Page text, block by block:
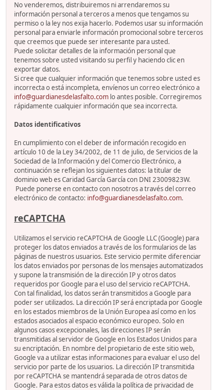
No venderemos, distribuiremos ni arrendaremos su
información personal a terceros a menos que tengamos su
permiso o la ley nos exija hacerlo. Podemos usar su información
personal para enviarle información promocional sobre terceros
que creemos que puede ser interesante para usted.
Puede solicitar detalles de la información personal que
tenemos sobre usted visitando su perfil y haciendo clic en
exportar datos.
Si cree que cualquier información que tenemos sobre usted es
incorrecta o está incompleta, envíenos un correo electrónico a
info@guardianesdelasfalto.com lo antes posible. Corregiremos
rápidamente cualquier información que sea incorrecta.
Datos identificativos
En cumplimiento con el deber de información recogido en
artículo 10 de la Ley 34/2002, de 11 de julio, de Servicios de la
Sociedad de la Información y del Comercio Electrónico, a
continuación se reflejan los siguientes datos: la titular de
dominio web es Caridad García García con DNI 23009823W.
Puede ponerse en contacto con nosotros a través del correo
electrónico de contacto: info@guardianesdelasfalto.com.
reCAPTCHA
Utilizamos el servicio reCAPTCHA de Google LLC (Google) para
proteger los datos enviados a través de los formularios de las
páginas de nuestros usuarios. Este servicio permite diferenciar
los datos enviados por personas de los mensajes automatizados
y supone la transmisión de la dirección IP y otros datos
requeridos por Google para el uso del servicio reCAPTCHA.
Con tal finalidad, los datos serán transmitidos a Google para
poder ser utilizados. La dirección IP será encriptada por Google
en los estados miembros de la Unión Europea así como en los
estados asociados al espacio económico europeo. Solo en
algunos casos excepcionales, las direcciones IP serán
transmitidas al servidor de Google en los Estados Unidos para
su encriptación. En nombre del propietario de este sitio web,
Google va a utilizar estas informaciones para evaluar el uso del
servicio por parte de los usuarios. La dirección IP transmitida
por reCAPTCHA se mantendrá separada de otros datos de
Google. Para estos datos es válida la política de privacidad de